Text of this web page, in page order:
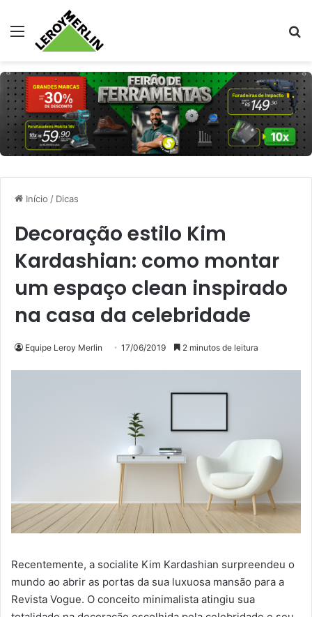
Menu
Início / Dicas
Decoração estilo Kim
Kardashian: como montar
um espaço clean inspirado
na casa da celebridade
Equipe Leroy Merlin 17/06/2019 2 minutos de leitura
Recentemente, a socialite Kim Kardashian surpreendeu o
mundo ao abrir as portas da sua luxuosa mansão para a
Revista Vogue. O conceito minimalista atingiu sua